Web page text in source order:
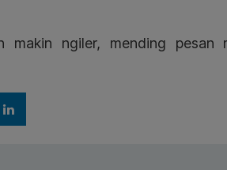
makin ngiler, mending pesan